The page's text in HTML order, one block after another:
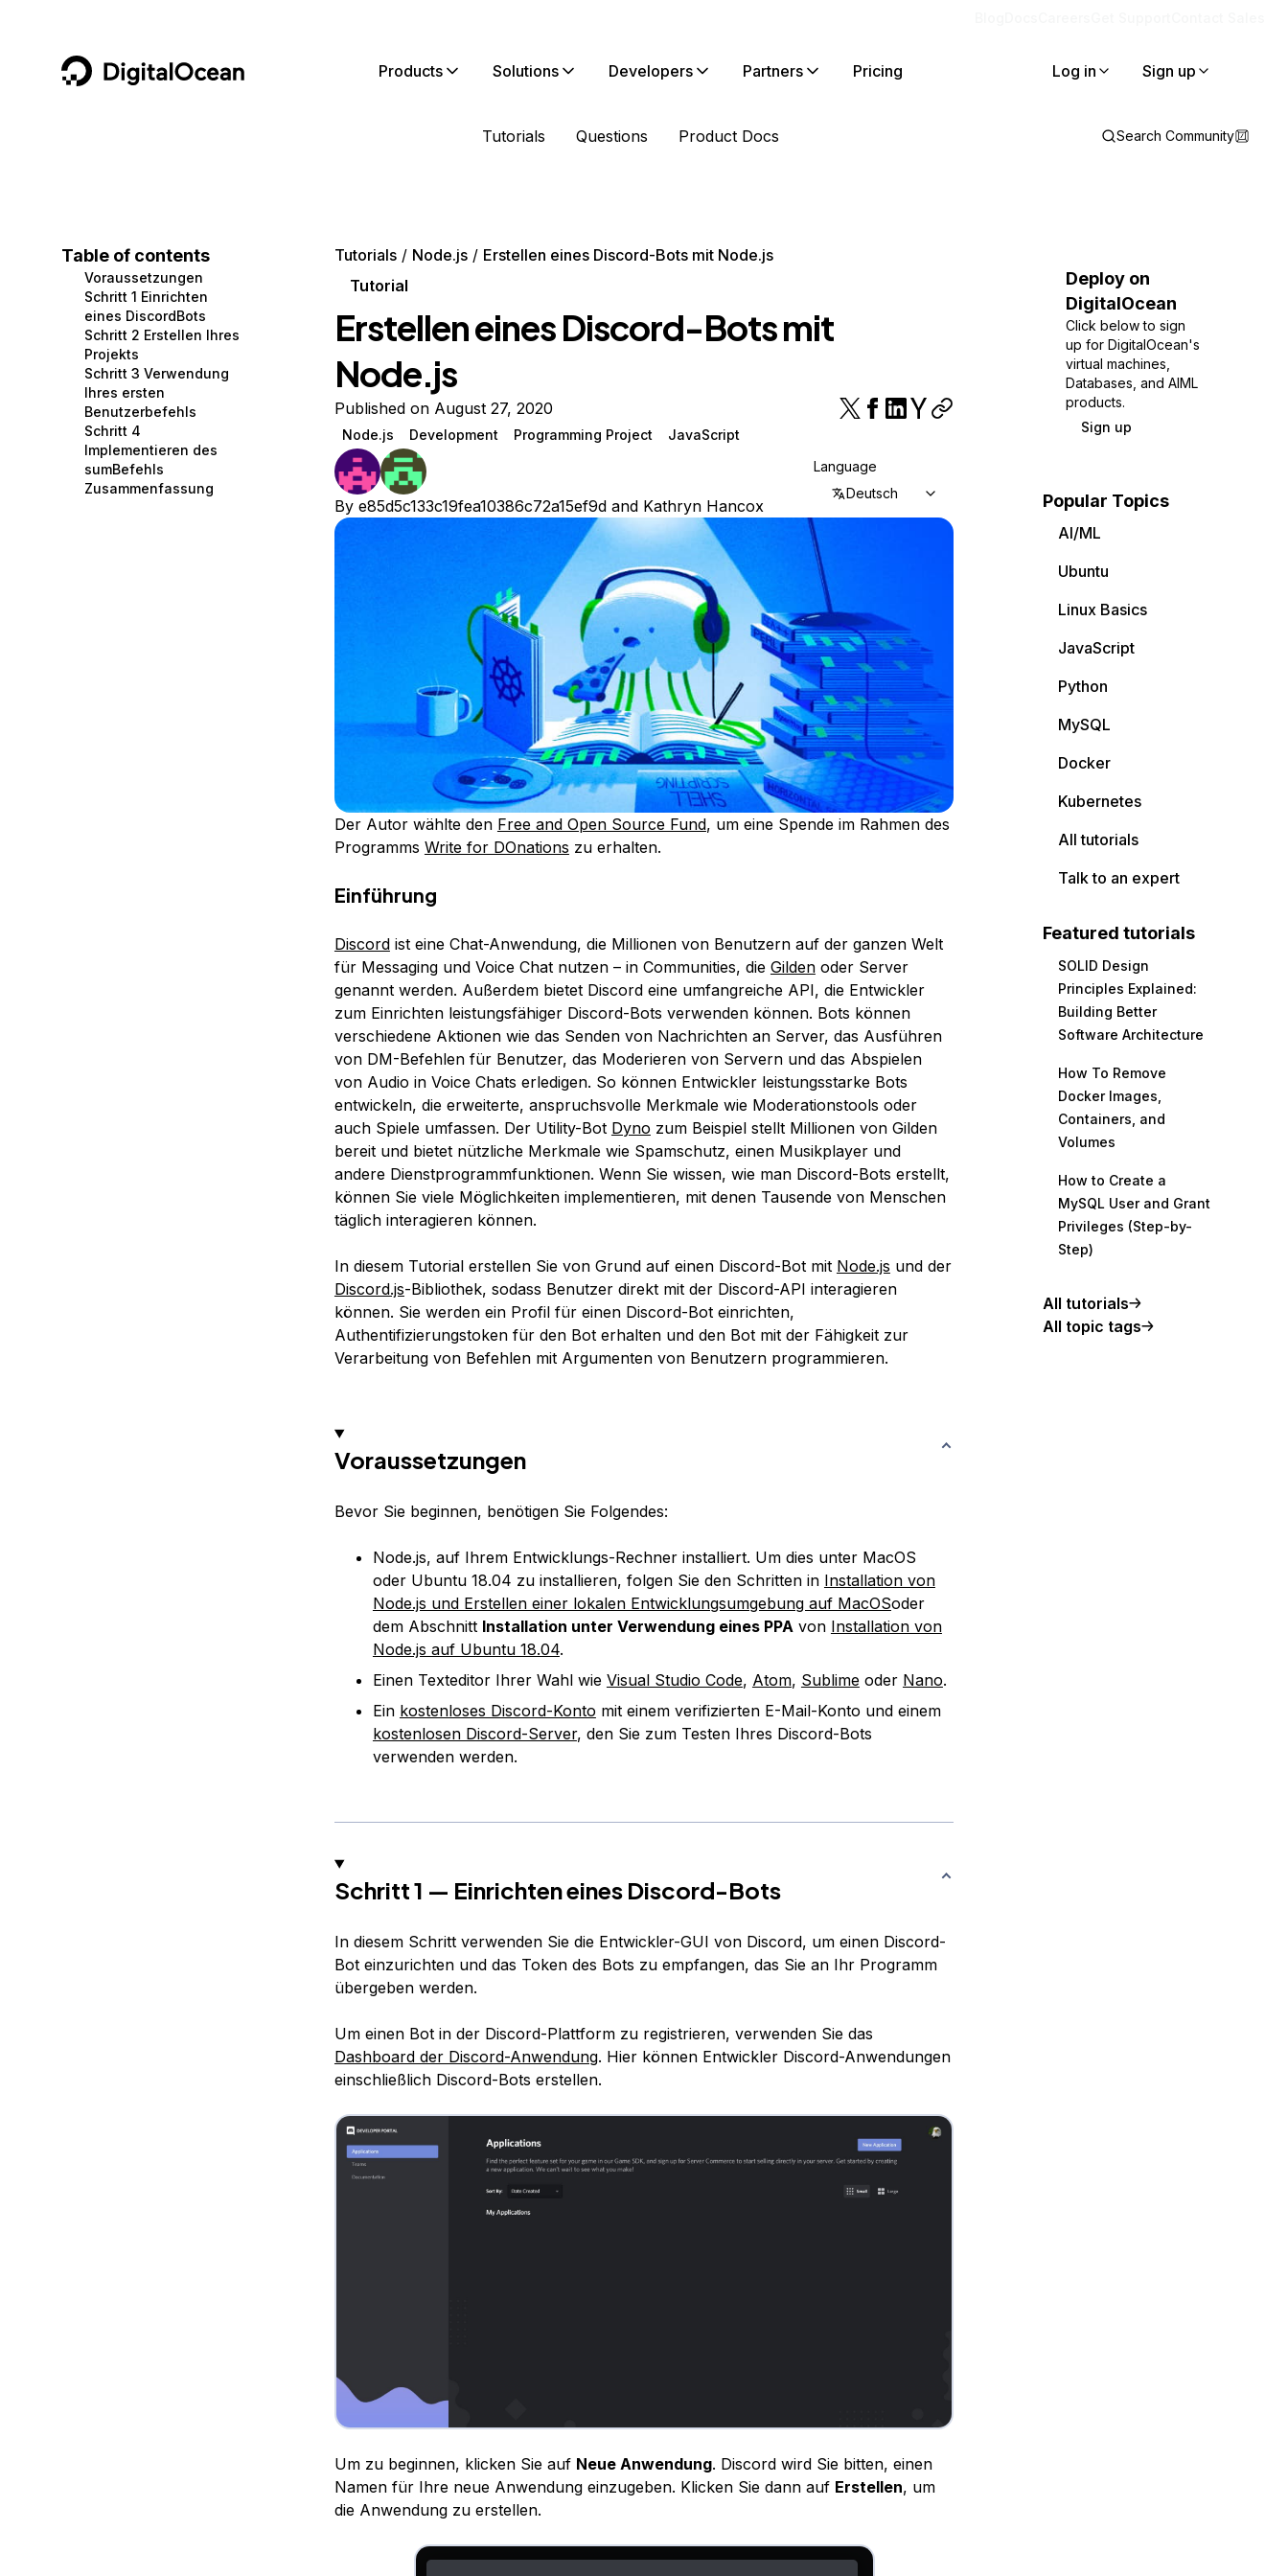
DigitalOcean Products
Containers and Images
Managed Databases
Management and Dev Tools
Networking
Security
Storage
Browse all products
Solutions
Data and IoT
Developer Tools
Gaming and Media
Hosting
Security and Networking
Startups and SMBs
Web and App Platforms
Developers
Developer Tools
Get Involved
Utilities and Help
Partners Pricing Log in Sign up
Tutorials Questions Product Docs Search Community
Table of contents
Voraussetzungen
Schritt 1 Einrichten
eines DiscordBots
Schritt 2 Erstellen Ihres
Projekts
Schritt 3 Verwendung
Ihres ersten
Benutzerbefehls
Schritt 4
Implementieren des
sumBefehls
Zusammenfassung
Tutorials Node.js
Erstellen eines Discord-Bots mit Node.js
Tutorial
Erstellen eines Discord-Bots mit
Node.js
Published on August 27, 2020
Node.js Development Programming Project JavaScript
By e85d5c133c19fea10386c72a15ef9dand Kathryn Hancox
Language
Deutsch
Der Autor wählte den Free and Open Source Fund, um eine Spende im Rahmen des
Programms Write for DOnations zu erhalten.
Einführung
Discordist eine Chat-Anwendung, die Millionen von Benutzern auf der ganzen Welt
für Messaging und Voice Chat nutzen – in Communities, die Gildenoder Server
genannt werden. Außerdem bietet Discord eine umfangreiche API, die Entwickler
zum Einrichten leistungsfähiger Discord-Bots verwenden können. Bots können
verschiedene Aktionen wie das Senden von Nachrichten an Server, das Ausführen
von DM-Befehlen für Benutzer, das Moderieren von Servern und das Abspielen
von Audio in Voice Chats erledigen. So können Entwickler leistungsstarke Bots
entwickeln, die erweiterte, anspruchsvolle Merkmale wie Moderationstools oder
auch Spiele umfassen. Der Utility-Bot Dyno zum Beispiel stellt Millionen von Gilden
bereit und bietet nützliche Merkmale wie Spamschutz, einen Musikplayer und
andere Dienstprogrammfunktionen. Wenn Sie wissen, wie man Discord-Bots erstellt,
können Sie viele Möglichkeiten implementieren, mit denen Tausende von Menschen
täglich interagieren können.
In diesem Tutorial erstellen Sie von Grund auf einen Discord-Bot mit Node.js und der
Discord.js-Bibliothek, sodass Benutzer direkt mit der Discord-API interagieren
können. Sie werden ein Profil für einen Discord-Bot einrichten,
Authentifizierungstoken für den Bot erhalten und den Bot mit der Fähigkeit zur
Verarbeitung von Befehlen mit Argumenten von Benutzern programmieren.
Voraussetzungen
Bevor Sie beginnen, benötigen Sie Folgendes:
Node.js, auf Ihrem Entwicklungs-Rechner installiert. Um dies unter MacOS
oder Ubuntu 18.04 zu installieren, folgen Sie den Schritten in Installation von
Node.js und Erstellen einer lokalen Entwicklungsumgebung auf MacOSoder
dem Abschnitt Installation unter Verwendung eines PPA von Installation von
Node.js auf Ubuntu 18.04.
Einen Texteditor Ihrer Wahl wie Visual Studio Code, Atom, Sublimeoder Nano.
Ein kostenloses Discord-Konto mit einem verifizierten E-Mail-Konto und einem
kostenlosen Discord-Server, den Sie zum Testen Ihres Discord-Bots
verwenden werden.
Schritt 1 — Einrichten eines Discord-Bots
In diesem Schritt verwenden Sie die Entwickler-GUI von Discord, um einen Discord-
Bot einzurichten und das Token des Bots zu empfangen, das Sie an Ihr Programm
übergeben werden.
Um einen Bot in der Discord-Plattform zu registrieren, verwenden Sie das
Dashboard der Discord-Anwendung. Hier können Entwickler Discord-Anwendungen
einschließlich Discord-Bots erstellen.
Um zu beginnen, klicken Sie auf Neue Anwendung. Discord wird Sie bitten, einen
Namen für Ihre neue Anwendung einzugeben. Klicken Sie dann auf Erstellen, um
die Anwendung zu erstellen.
Deploy on
DigitalOcean
Click below to sign
up for DigitalOcean's
virtual machines,
Databases, and AIML
products.
Sign up
Popular Topics
AI/ML
Ubuntu
Linux Basics
JavaScript
Python
MySQL
Docker
Kubernetes
All tutorials
Talk to an expert
Featured tutorials
SOLID Design
Principles Explained:
Building Better
Software Architecture
How To Remove
Docker Images,
Containers, and
Volumes
How to Create a
MySQL User and Grant
Privileges (Step-by-
Step)
All tutorials
All topic tags